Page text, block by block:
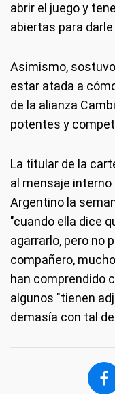
abrir el juego y
abiertas para
Asimismo,
estar atada a
de la alianza
potentes y
La titular de la
al mensaje
Argentino la
"cuando ella dice
agarrarlo, pero no
compañero,
han comprendido
algunos "tienen
demasía con tal